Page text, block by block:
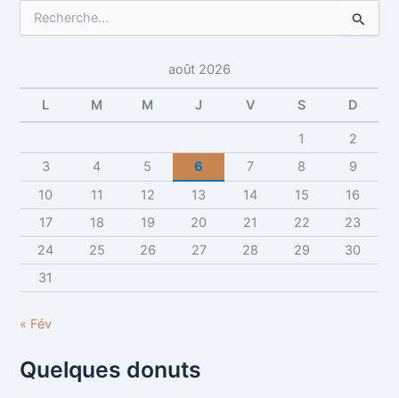
e
août 2026
L M M J V S D
1
2
3
4 5 6 7 8
9
10
11 12 13 14 15
16
17
18 19 20 21 22
23
24
25 26 27 28 29
30
31
« Fév
Quelques donuts